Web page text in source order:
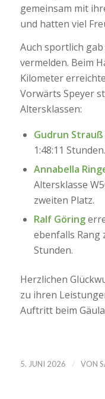
gemeinsam mit
und hatten viel
Auch sportlich
vermelden. Beim
Kilometer
Vorwärts Speyer
Altersklassen:
Gudrun Strauß
1:48:11 Stunden.
Annabella
Altersklasse
zweiten Platz.
Ralf Göring
ebenfalls Rang
Stunden.
Herzlichen
zu ihren
Auftritt beim
5. JUNI 2026 / VON